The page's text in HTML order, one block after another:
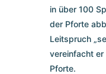
in über 100
der Pforte
Leitspruch
vereinfacht er
Pforte.